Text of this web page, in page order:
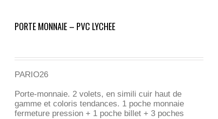
PORTE MONNAIE – PVC LYCHEE
PARIO26
Porte-monnaie. 2 volets, en simili cuir haut de
gamme et coloris tendances. 1 poche monnaie
fermeture pression + 1 poche billet + 3 poches